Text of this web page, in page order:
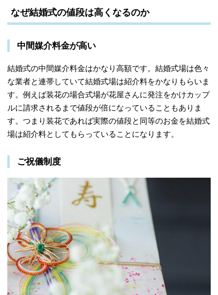
なぜ結婚式の値段は高くなるのか
中間媒介料金が高い
結婚式の中間媒介料金はかなり高額です。結婚式場は色々
な業者と連帯していて結婚式場は紹介料をかなりもらいま
す。例えば装花の場合式場が花屋さんに発注をかけカップ
ルに請求されるまで値段が倍になっていることもありま
す。つまり装花であれば実際の値段と同等のお金を結婚式
場は紹介料としてもらっていることになります。
ご祝儀制度